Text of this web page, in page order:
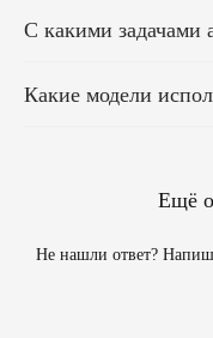
С какими задачами
Какие модели
Ещё
Не нашли ответ?